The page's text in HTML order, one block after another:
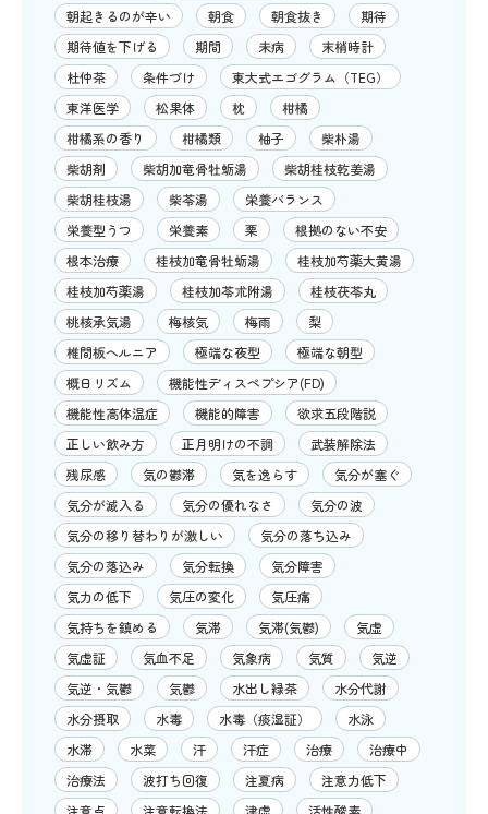
朝起きるのが辛い
朝食 朝食抜き
期待
期待値を下げる
期間 未病
末梢時計
杜仲茶
条件づけ
東大式エゴグラム（TEG）
東洋医学
松果体 枕
柑橘
柑橘系の香り
柑橘類 柚子
柴朴湯
柴胡剤
柴胡加竜骨牡蛎湯
柴胡桂枝乾姜湯
柴胡桂枝湯
柴苓湯
栄養バランス
栄養型うつ
栄養素 栗
根拠のない不安
根本治療
桂枝加竜骨牡蛎湯
桂枝加芍薬大黄湯
桂枝加芍薬湯
桂枝加苓朮附湯
桂枝茯苓丸
桃核承気湯
梅核気 梅雨
梨
椎間板ヘルニア
極端な夜型
極端な朝型
概日リズム
機能性ディスペプシア(FD)
機能性高体温症
機能的障害
欲求五段階説
正しい飲み方
正月明けの不調
武装解除法
残尿感
気の鬱滞 気を逸らす
気分が塞ぐ
気分が滅入る
気分の優れなさ
気分の波
気分の移り替わりが激しい
気分の落ち込み
気分の落込み
気分転換
気分障害
気力の低下
気圧の変化
気圧痛
気持ちを鎮める
気滞 気滞(気鬱)
気虚
気虚証
気血不足 気象病 気質
気逆
気逆・気鬱
気鬱 水出し緑茶
水分代謝
水分摂取
水毒 水毒（痰湿証）
水泳
水滞
水菜 汗 汗症 治療
治療中
治療法
波打ち回復 注夏病
注意力低下
注意点
注意転換法 津虚 活性酸素